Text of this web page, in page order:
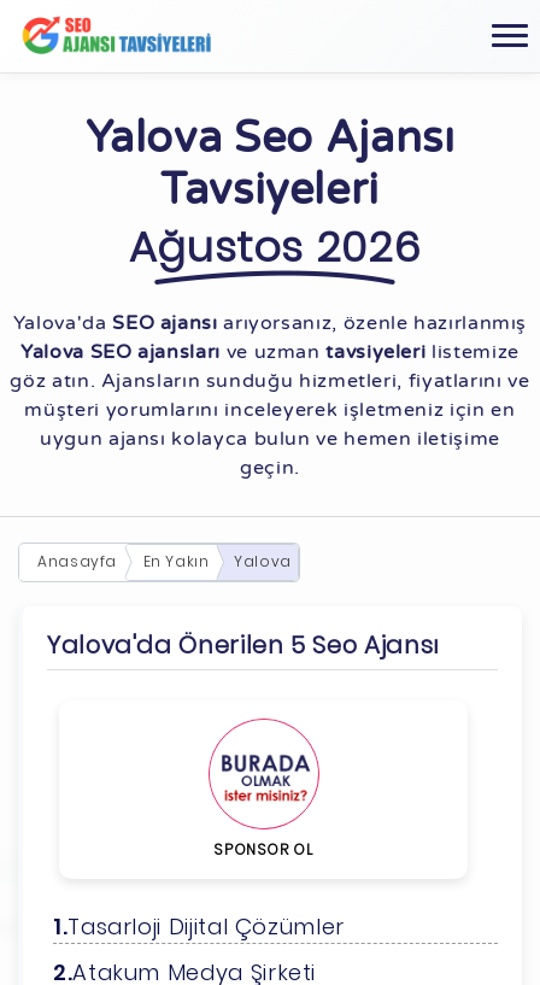
Yalova Seo Ajansı
Tavsiyeleri
Ağustos 2026
Yalova'da SEO ajansı arıyorsanız, özenle hazırlanmış
Yalova SEO ajansları ve uzmantavsiyeleri listemize
göz atın. Ajansların sunduğu hizmetleri, fiyatlarını ve
müşteri yorumlarını inceleyerek işletmeniz için en
uygun ajansı kolayca bulun ve hemen iletişime
geçin.
Anasayfa En Yakın Yalova
Yalova'da Önerilen 5 Seo Ajansı
SPONSOR OL
Tasarloji Dijital Çözümler
Atakum Medya Şirketi